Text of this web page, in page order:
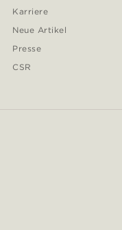
Karriere
Neue Artikel
Presse
CSR